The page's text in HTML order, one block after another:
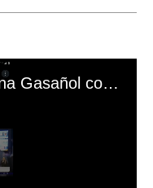
El mal momento de Yanina Gasañol con un hincha argentino en "Subrayado"